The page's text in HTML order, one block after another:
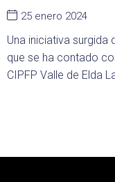
25 enero 2024
Una iniciativa surgida
que se ha contado
CIPFP Valle de Elda